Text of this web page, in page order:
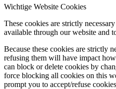
Wichtige Website Cookies
These cookies are strictly
available through our website and
Because these cookies are strictly
refusing them will have impact
can block or delete cookies by
force blocking all cookies on this
prompt you to accept/refuse